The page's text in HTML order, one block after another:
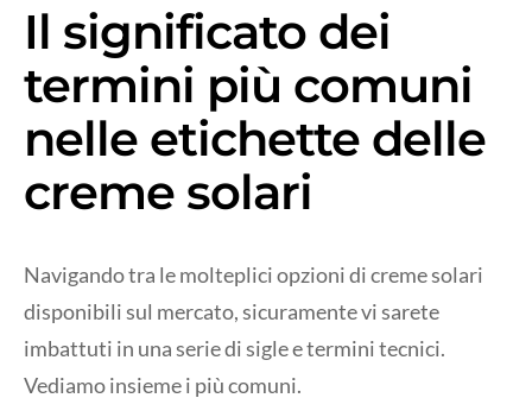
Il significato dei
termini più comuni
nelle etichette delle
creme solari
Navigando tra le molteplici opzioni di creme solari
disponibili sul mercato, sicuramente vi sarete
imbattuti in una serie di sigle e termini tecnici.
Vediamo insieme i più comuni.